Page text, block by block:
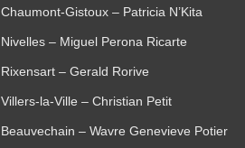
Chaumont-Gistoux – Patricia N’Kita
Nivelles – Miguel Perona Ricarte
Rixensart – Gerald Rorive
Villers-la-Ville – Christian Petit
Beauvechain – Wavre Genevieve Potier